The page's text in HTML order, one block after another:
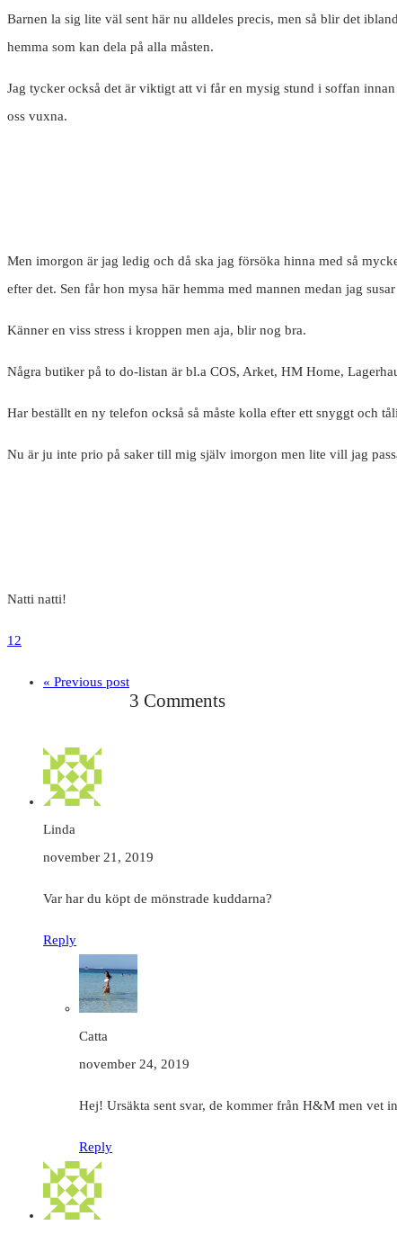
Barnen la sig lite väl sent här nu alldeles precis, men så blir det
hemma som kan dela på alla måsten.
Jag tycker också det är viktigt att vi får en mysig stund i soffan
oss vuxna.
Men imorgon är jag ledig och då ska jag försöka hinna med så
efter det. Sen får hon mysa här hemma med mannen medan jag
Känner en viss stress i kroppen men aja, blir nog bra.
Några butiker på to do-listan är bl.a COS, Arket, HM Home,
Har beställt en ny telefon också så måste kolla efter ett snyggt och
Nu är ju inte prio på saker till mig själv imorgon men lite vill jag
Natti natti!
12
« Previous post
3 Comments
Linda
november 21, 2019
Var har du köpt de mönstrade kuddarna?
Reply
Catta
november 24, 2019
Hej! Ursäkta sent svar, de kommer från H&M men vet
Reply